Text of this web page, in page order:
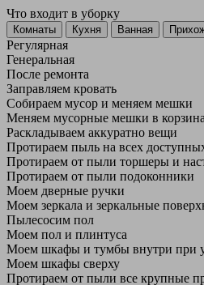
Что входит в уборку
Регу­лярная
Гене­ральная
После ремонта
Заправляем кровать
Собираем мусор и меняем мешки
Меняем мусорные мешки в
Раскладываем аккуратно вещи
Протираем пыль на всех
Протираем от пыли торшеры и
Протираем от пыли подоконники
Моем дверные ручки
Моем зеркала и зеркальные
Пылесосим пол
Моем пол и плинтуса
Моем шкафы и тумбы внутри при
Моем шкафы сверху
Протираем от пыли все крупные